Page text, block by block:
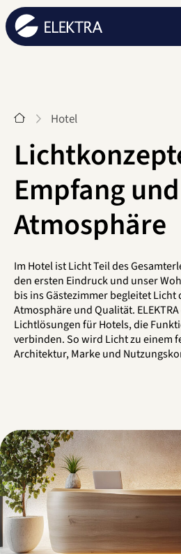
Start Hotel
Empfang und
Atmosphäre
Im Hotel ist Licht Teil des
den ersten Eindruck und unser
bis ins Gästezimmer begleitet
Atmosphäre und Qualität.
Lichtlösungen für Hotels, die
verbinden. So wird Licht zu einem
Architektur, Marke und